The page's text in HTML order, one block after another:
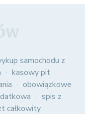
samochodu z
kasowy pit
obowiązkowe
spis z
całkowity